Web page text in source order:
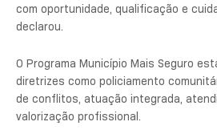
com oportunidade, qualificação e
declarou.
O Programa Município Mais Seguro
diretrizes como policiamento
de conflitos, atuação integrada,
valorização profissional.